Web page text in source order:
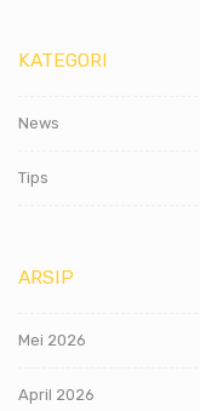
KATEGORI
News
Tips
ARSIP
Mei 2026
April 2026